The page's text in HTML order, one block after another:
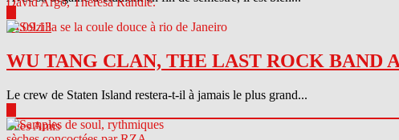
04.09.13
WU TANG CLAN, THE LAST ROCK BAND
Le crew de Staten Island restera-t-il à jamais le plus grand...
Sites Amis